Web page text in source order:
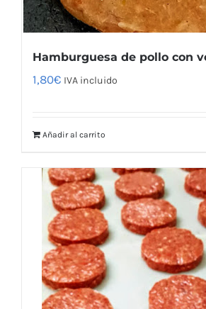
Hamburguesa de pollo con
1,80€ IVA incluido
Añadir al carrito